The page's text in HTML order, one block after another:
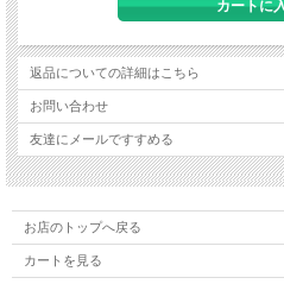
返品についての詳細はこちら
お問い合わせ
友達にメールですすめる
お店のトップへ戻る
カートを見る